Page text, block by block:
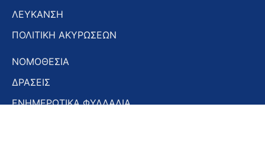
ΛΕΥΚΑΝΣΗ
ΠΟΛΙΤΙΚΗ ΑΚΥΡΩΣΕΩΝ
ΝΟΜΟΘΕΣΙΑ
ΔΡΑΣΕΙΣ
ΕΝΗΜΕΡΩΤΙΚΑ ΦΥΛΛΑΔΙΑ